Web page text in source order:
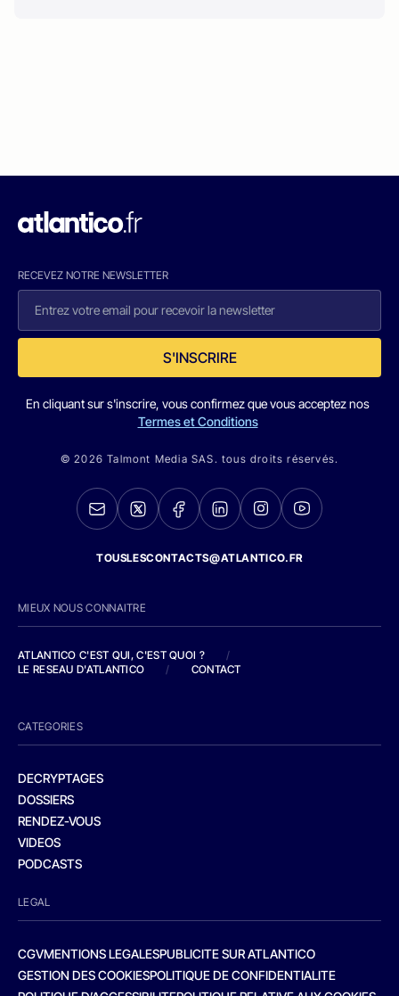
RECEVEZ NOTRE NEWSLETTER
S'INSCRIRE
En cliquant sur s'inscrire, vous confirmez que vous acceptez nos
Termes et Conditions
© 2026 Talmont Media SAS. tous droits réservés.
TOUSLESCONTACTS@ATLANTICO.FR
MIEUX NOUS CONNAITRE
ATLANTICO C'EST QUI, C'EST QUOI ?
/
LE RESEAU D'ATLANTICO
/ CONTACT
CATEGORIES
DECRYPTAGES
DOSSIERS
RENDEZ-VOUS
VIDEOS
PODCASTS
LEGAL
CGVMENTIONS LEGALESPUBLICITE SUR ATLANTICO
GESTION DES COOKIESPOLITIQUE DE CONFIDENTIALITE